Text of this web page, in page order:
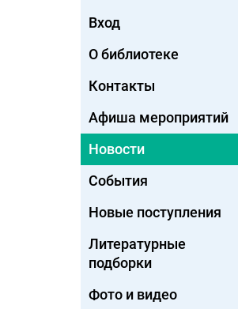
Вход
О библиотеке
Контакты
Афиша мероприятий
Новости
События
Новые поступления
Литературные
подборки
Фото и видео